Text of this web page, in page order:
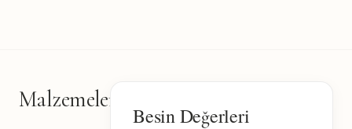
Malzemeler
malzeme
Besin Değerleri